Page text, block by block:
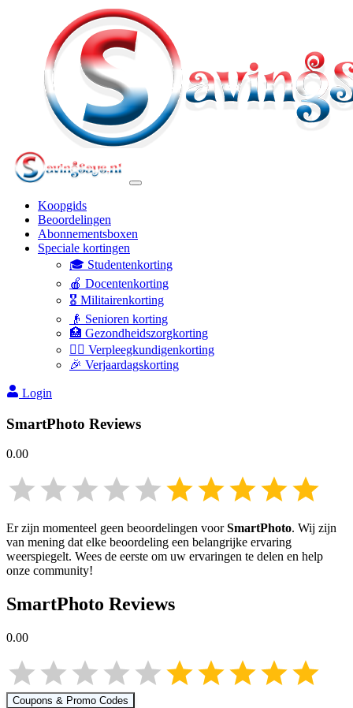
Koopgids
Beoordelingen
Abonnementsboxen
Speciale kortingen
🎓 Studentenkorting
🍎 Docentenkorting
🎖️ Militairenkorting
👴 Senioren korting
🏥 Gezondheidszorgkorting
👩‍⚕️ Verpleegkundigenkorting
🎉 Verjaardagskorting
Login
SmartPhoto Reviews
0.00
Er zijn momenteel geen beoordelingen voorSmartPhoto. Wij zijn
van mening dat elke beoordeling een belangrijke ervaring
weerspiegelt. Wees de eerste om uw ervaringen te delen en help
onze community!
SmartPhoto Reviews
0.00
Coupons & Promo Codes